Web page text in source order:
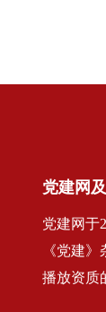
党建网
党建网于
《党建
播放资质